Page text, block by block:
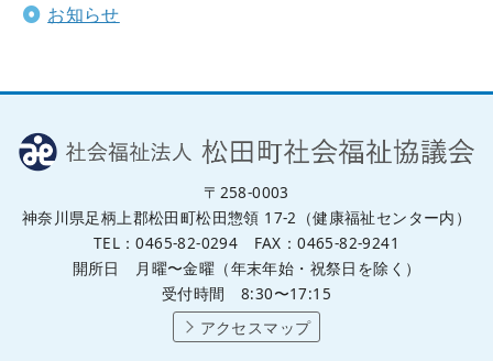
お知らせ
〒258-0003
神奈川県足柄上郡松田町松田惣領 17-2（健康福祉センター内）
TEL：0465-82-0294 FAX：0465-82-9241
開所日 月曜〜金曜（年末年始・祝祭日を除く）
受付時間 8:30〜17:15
アクセスマップ